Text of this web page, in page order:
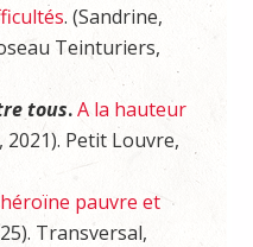
. (Sandrine,
Teinturiers,
tous.A la hauteur
2021). Petit Louvre,
pauvre et
Transversal,